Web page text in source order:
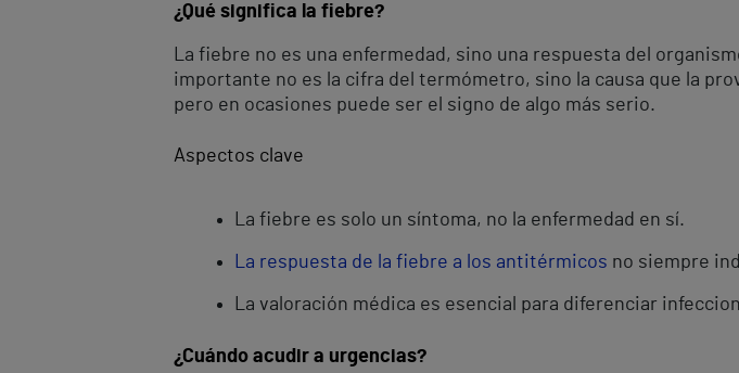
¿Qué significa la fiebre?
La fiebre no es una enfermedad, sino una respuesta del
importante no es la cifra del termómetro, sino la causa que la
pero en ocasiones puede ser el signo de algo más serio.
Aspectos clave
La fiebre es solo un síntoma, no la enfermedad en sí.
La respuesta de la fiebre a los antitérmicos no siempre
La valoración médica es esencial para diferenciar
¿Cuándo acudir a urgencias?